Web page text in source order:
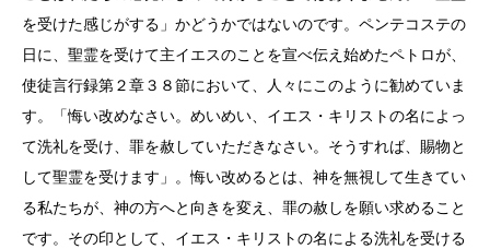
を受けた感じがする」かどうかではないのです。ペンテコステの
日に、聖霊を受けて主イエスのことを宣べ伝え始めたペトロが、
使徒言行録第２章３８節において、人々にこのように勧めていま
す。「悔い改めなさい。めいめい、イエス・キリストの名によっ
て洗礼を受け、罪を赦していただきなさい。そうすれば、賜物と
して聖霊を受けます」。悔い改めるとは、神を無視して生きてい
る私たちが、神の方へと向きを変え、罪の赦しを願い求めること
です。その印として、イエス・キリストの名による洗礼を受ける